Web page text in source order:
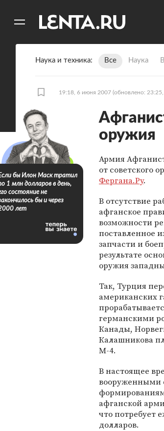
Наука и техника Все Наука
19:18, 6 июня 2007 (обновлено:
оружия
Армия
от советского
Фергана.Ру.
В отсутствие
афганское
возможности
поставленное
запчасти и
результате
оружия
Так, Турция
американских
германскими
Канады,
Калашникова
М-4.
В настоящее
вооруженными
афганской
что потребует
долларов.
бы Илон Маск тратил
1 млн долларов в день,
состояние не
бы и через
лет